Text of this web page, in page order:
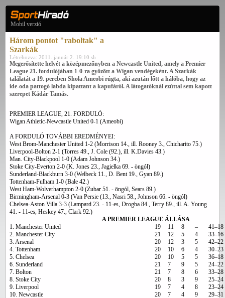
Mobil verzió
Három pontot "raboltak" a
Szarkák
Létrehozva: 2011. január 2. 19:10 sh
Megerősítette helyét a középmezőnyben a Newcastle United, amely a Premier
League 21. fordulójában 1-0-ra győzött a Wigan vendégeként. A Szarkák
találatát a 19. percben Shola Ameobi rúgta, aki azután lőtt a hálóba, hogy az
ide-oda pattogó labda kipattant a kapufáról. A látogatóknál ezúttal sem kapott
szerepet Kádár Tamás.
PREMIER LEAGUE, 21. FORDULÓ:
Wigan Athletic-Newcastle United 0-1 (Ameobi)
A FORDULÓ TOVÁBBI EREDMÉNYEI:
West Brom-Manchester United 1-2 (Morrison 14., ill. Rooney 3., Chicharito 75.)
Liverpool-Bolton 2-1 (Torres 49., J. Cole (92.), ill. K.Davies 43.)
Man. City-Blackpool 1-0 (Adam Johnson 34.)
Stoke City-Everton 2-0 (K. Jones 23., Jagielka 69. - öngól)
Sunderland-Blackburn 3-0 (Welbeck 11., D. Bent 19., Gyan 89.)
Tottenham-Fulham 1-0 (Bale 42.)
West Ham-Wolverhampton 2-0 (Zubar 51. - öngól, Sears 89.)
Birmingham-Arsenal 0-3 (Van Persie (13., Nasri 58., Johnson 66. - öngól)
Chelsea-Aston Villa 3-3 (Lampard 23. - 11-es, Drogba 84., Terry 89., ill. A. Young
41. - 11-es, Heskey 47., Clark 92.)
A PREMIER LEAGUE ÁLLÁSA
1. Manchester United
19 11 8 –
41–18
2. Manchester City
21 12 5 4
33–16
3. Arsenal
20 12 3 5
42–22
4. Tottenham
20 10 6 4
30–23
5. Chelsea
20 10 5 5
36–18
6. Sunderland
21 7 9 5
24–22
7. Bolton
21 7 8 6
33–28
8. Stoke City
20 8 3 9
25–24
9. Liverpool
19 7 4 8
23–24
10. Newcastle
20 7 4 9
29–31